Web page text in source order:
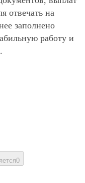
отвечать на
заполнено
работу и
0